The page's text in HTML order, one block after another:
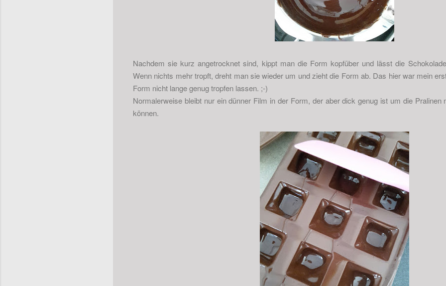
Nachdem sie kurz angetrocknet sind, kippt man die Form kopfüber und lässt die
Wenn nichts mehr tropft, dreht man sie wieder um und zieht die Form ab. Das hier war mein
Form nicht lange genug tropfen lassen. ;-)
Normalerweise bleibt nur ein dünner Film in der Form, der aber dick genug ist um die Pralinen
können.